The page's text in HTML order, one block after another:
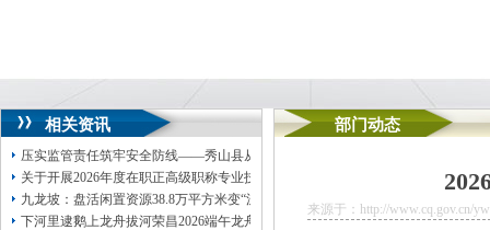
相关资讯
压实监管责任筑牢安全防线——秀山县从严抓实非煤露天矿山安全监管工作
关于开展2026年度在职正高级职称专业技术人员健康体检工作的重庆孵化园通知
九龙坡：盘活闲置资源38.8万平方米变“沉睡资产”公司注册地址挂靠为“发展活水”
下河里逮鹅上龙舟拔河荣昌2026端午龙舟赛暨非遗消费季即将启幕
部门动态
来源于：http://www.cq.gov.cn/